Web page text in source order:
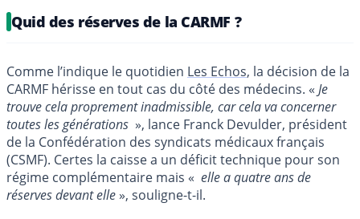
Quid des réserves de la CARMF ?
Comme l’indique le quotidien Les Echos, la décision de la
CARMF hérisse en tout cas du côté des médecins. « Je
trouve cela proprement inadmissible, car cela va concerner
toutes les générations », lance Franck Devulder, président
de la Confédération des syndicats médicaux français
(CSMF). Certes la caisse a un déficit technique pour son
régime complémentaire mais « elle a quatre ans de
réserves devant elle», souligne-t-il.